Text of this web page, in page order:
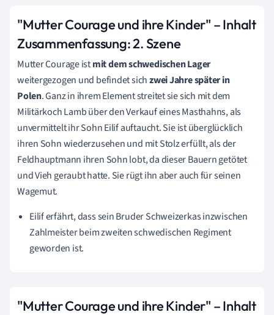
"Mutter Courage und ihre Kinder" – Inhalt
Zusammenfassung:2. Szene
Mutter Courage istmit dem schwedischen Lager
weitergezogen und befindet sichzwei Jahre später in
Polen. Ganz in ihrem Element streitet sie sich mit dem
Militärkoch Lamb über den Verkauf eines Masthahns, als
unvermittelt ihr Sohn Eilif auftaucht. Sie ist überglücklich
ihren Sohn wiederzusehen und mit Stolz erfüllt, als der
Feldhauptmann ihren Sohn lobt, da dieser Bauern getötet
und Vieh geraubt hatte. Sie rügt ihn aber auch für seinen
Wagemut.
Eilif erfährt, dass sein Bruder Schweizerkas inzwischen
Zahlmeister beim zweiten schwedischen Regiment
geworden ist.
"Mutter Courage und ihre Kinder" – Inhalt